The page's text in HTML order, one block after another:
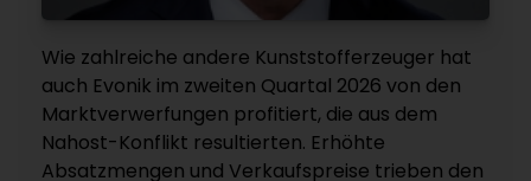
Wie zahlreiche andere Kunststofferzeuger hat
auch Evonik im zweiten Quartal 2026 von den
Marktverwerfungen profitiert, die aus dem
Nahost-Konflikt resultierten. Erhöhte
Absatzmengen und Verkaufspreise trieben den